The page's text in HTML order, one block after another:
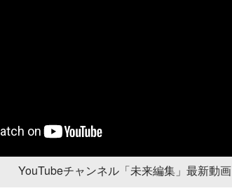
YouTubeチャンネル「未来編集」最新動画